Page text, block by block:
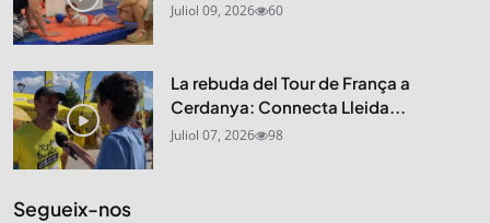
Juliol 09, 2026 60
La rebuda del Tour de França a
Cerdanya: Connecta Lleida...
Juliol 07, 2026 98
Segueix-nos